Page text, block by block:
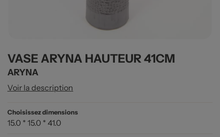
VASE ARYNA HAUTEUR 41CM
ARYNA
Voir la description
Choisissez dimensions
15.0 * 15.0 * 41.0